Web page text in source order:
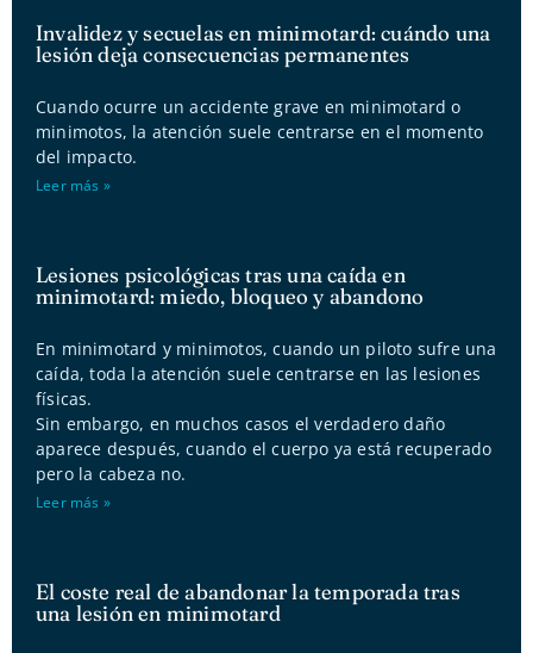
Invalidez y secuelas en minimotard: cuándo una
lesión deja consecuencias permanentes
Cuando ocurre un accidente grave en minimotard o
minimotos, la atención suele centrarse en el momento
del impacto.
Leer más »
Lesiones psicológicas tras una caída en
minimotard: miedo, bloqueo y abandono
En minimotard y minimotos, cuando un piloto sufre una
caída, toda la atención suele centrarse en las lesiones
físicas.
Sin embargo, en muchos casos el verdadero daño
aparece después, cuando el cuerpo ya está recuperado
pero la cabeza no.
Leer más »
El coste real de abandonar la temporada tras
una lesión en minimotard